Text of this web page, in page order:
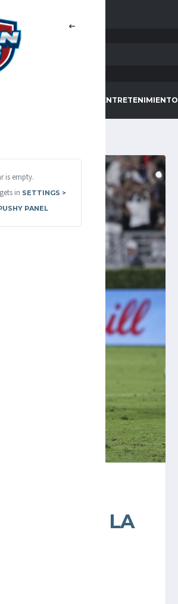
ENTRETENIMIENTO
is empty.
in SETTINGS >
PANEL
DE LA